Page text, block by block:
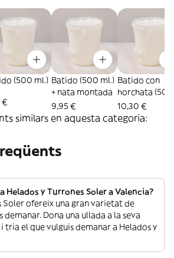
(500 ml.)
€
Batido (500 ml.)
+ nata montada
9,95 €
Batido con
horchata (500
ml.) + nata
montada
10,30 €
similars en aquesta categoria:
Helados y Turrones Soler a Valencia?
Soler ofereix una gran varietat de
Dona una ullada a la seva
tria el que vulguis demanar a Helados y